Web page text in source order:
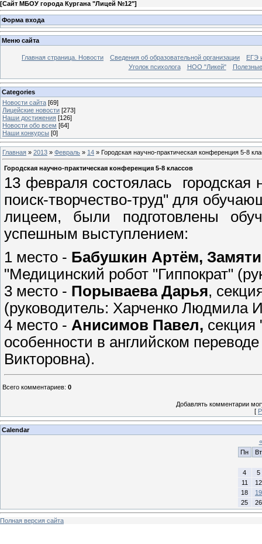
[Сайт МБОУ города Кургана "Лицей №12"]
Форма входа
Меню сайта
Главная страница. Новости Сведения об образовательной организации
ЕГЭ
Уголок психолога
НОО "Ликей"
Categories
Новости сайта [69]
Лицейские новости [273]
Наши достижения [126]
Новости обо всем [64]
Наши конкурсы [0]
Главная » 2013 » Февраль » 14 » Городская научно-практическая конференция 5-8
Городская научно-практическая конференция 5-8 классов
13 февраля состоялась городская
поиск-творчество-труд" для
лицеем, были подготовлены
успешным выступлением:
1 место - Бабушкин Артём,
"Медицинский робот "Гиппократ"
3 место - Порываева Дарья,
(руководитель: Харченко Людмила
4 место - Анисимов Павел, секция
особенности в английском
Викторовна).
Всего комментариев: 0
Добавлять комментарии
[
Calendar
«
Пн
Вт
4
5
11
12
18
19
25
26
Полная версия сайта